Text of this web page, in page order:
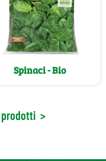
Spinaci - Bio
>